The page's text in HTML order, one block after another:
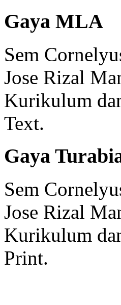
Gaya MLA
Sem
Jose Rizal
Kurikulum
Text.
Gaya
Sem
Jose Rizal
Kurikulum
Print.